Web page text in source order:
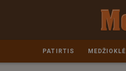
PATIRTIS